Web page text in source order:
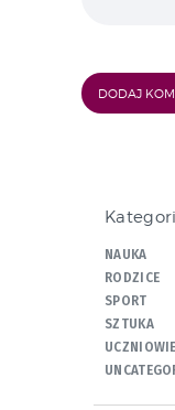
NAUKA
RODZICE
SPORT
SZTUKA
UCZNIOWIE